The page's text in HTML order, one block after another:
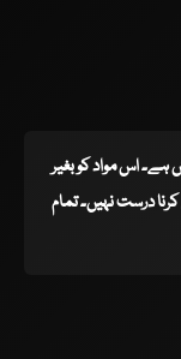
ہے۔ اس مواد کو بغیر
درست نہیں۔ تمام